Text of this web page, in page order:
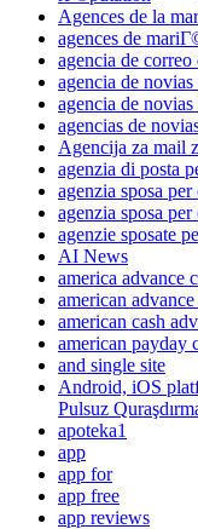
Agences de la
agences de
agencia de
agencia de
agencia de
agencias de
Agencija za mail
agenzia di posta
agenzia sposa
agenzia sposa
agenzie sposate
AI News
america advance
american
american cash
american payday
and single site
Android, iOS
Pulsuz
apoteka1
app
app for
app free
app reviews